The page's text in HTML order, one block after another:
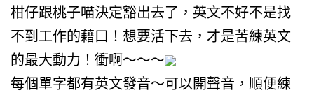
柑仔跟桃子喵決定豁出去了，英文不好不是找
不到工作的藉口！想要活下去，才是苦練英文
的最大動力！衝啊～～～
每個單字都有英文發音～可以開聲音，順便練